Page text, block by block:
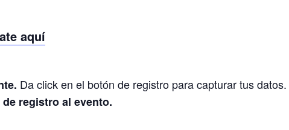
aquí
Da click en el botón de registro para capturar tus datos.
registro al evento.